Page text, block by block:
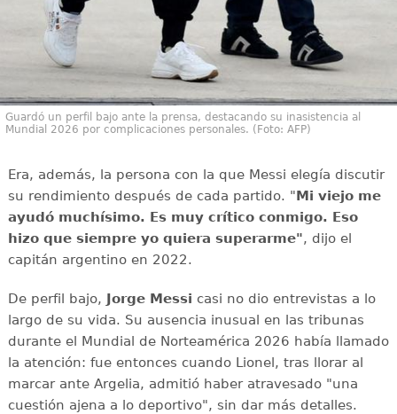
Guardó un perfil bajo ante la prensa, destacando su inasistencia al
Mundial 2026 por complicaciones personales. (Foto: AFP)
Era, además, la persona con la que Messi elegía discutir
su rendimiento después de cada partido. "Mi viejo me
ayudó muchísimo. Es muy crítico conmigo. Eso
hizo que siempre yo quiera superarme", dijo el
capitán argentino en 2022.
De perfil bajo, Jorge Messi casi no dio entrevistas a lo
largo de su vida. Su ausencia inusual en las tribunas
durante el Mundial de Norteamérica 2026 había llamado
la atención: fue entonces cuando Lionel, tras llorar al
marcar ante Argelia, admitió haber atravesado "una
cuestión ajena a lo deportivo", sin dar más detalles.